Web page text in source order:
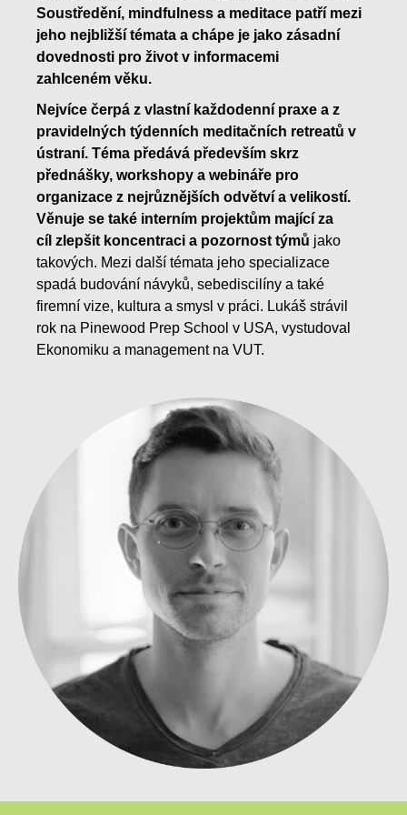
Soustředění, mindfulness a meditace patří mezi
jeho nejbližší témata a chápe je jako zásadní
dovednosti pro život v informacemi
zahlceném věku.
Nejvíce čerpá z vlastní každodenní praxe a z
pravidelných týdenních meditačních retreatů v
ústraní. Téma předává především skrz
přednášky, workshopy a webináře pro
organizace z nejrůznějších odvětví a velikostí.
Věnuje se také interním projektům mající za
cíl zlepšit koncentraci a pozornost týmů jako
takových. Mezi další témata jeho specializace
spadá budování návyků, sebediscilíny a také
firemní vize, kultura a smysl v práci. Lukáš strávil
rok na Pinewood Prep School v USA, vystudoval
Ekonomiku a management na VUT.